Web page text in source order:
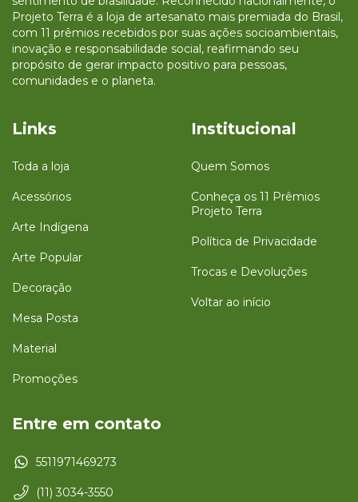
Projeto Terra é a loja de artesanato mais premiada do Brasil,
com 11 prêmios recebidos por suas ações socioambientais,
inovação e responsabilidade social, reafirmando seu
propósito de gerar impacto positivo para pessoas,
comunidades e o planeta.
Links
Toda a loja
Acessórios
Arte Indígena
Arte Popular
Decoração
Mesa Posta
Material
Promoções
Institucional
Quem Somos
Conheça os 11 Prêmios
Projeto Terra
Política de Privacidade
Trocas e Devoluções
Voltar ao início
Entre em contato
5511971469273
(11) 3034-3550